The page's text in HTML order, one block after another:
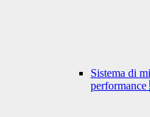
Sistema di
performance